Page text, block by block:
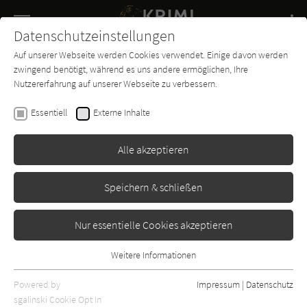
SUCHE
Buch-
Entdecker
Forum Charts
Martha Grimes
Inspektor Jury spielt Katz und
Wunderlich
Datenschutzeinstellungen
Auf unserer Webseite werden Cookies verwendet. Einige davon werden
zwingend benötigt, während es uns andere ermöglichen, Ihre
Nutzererfahrung auf unserer Webseite zu verbessern.
Essentiell Externe Inhalte
Alle akzeptieren
Speichern & schließen
Nur essentielle Cookies akzeptieren
Essentielle Cookies werden für grundlegende Funktionen der
Webseite benötigt. Dadurch ist gewährleistet, dass die Webseite
Weitere Informationen
Powered by
sgalinski Cookie Opt In
Impressum | Datenschutz